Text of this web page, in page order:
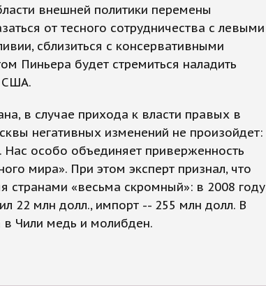
внешней политики перемены
от тесного сотрудничества с левыми
сблизиться с консервативными
Пиньера будет стремиться наладить
США.
в случае прихода к власти правых в
негативных изменений не произойдет:
Нас особо объединяет приверженность
мира». При этом эксперт признал, что
странами «весьма скромный»: в 2008 году
22 млн долл., импорт -- 255 млн долл. В
в Чили медь и молибден.